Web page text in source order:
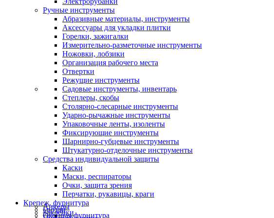
Ручные инструменты
Абразивные материалы, инструменты
Аксессуары для укладки плитки
Горелки, зажигалки
Измерительно-разметочные инструменты
Ножовки, лобзики
Организация рабочего места
Отвертки
Режущие инструменты
Садовые инструменты, инвентарь
Степлеры, скобы
Столярно-слесарные инструменты
Ударно-рычажные инструменты
Упаковочные ленты, изоленты
Фиксирующие инструменты
Шарнирно-губцевые инструменты
Штукатурно-отделочные инструменты
Средства индивидуальной защиты
Каски
Маски, респираторы
Очки, защита зрения
Перчатки, рукавицы, краги
Крепеж, фурнитура
Анкеры
Гвозди
Заклепки
Оконная фурнитура